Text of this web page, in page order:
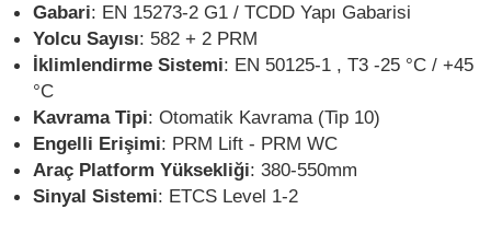
Gabari: EN 15273-2 G1 / TCDD Yapı Gabarisi
Yolcu Sayısı: 582 + 2 PRM
İklimlendirme Sistemi: EN 50125-1 , T3 -25 °C / +45
°C
Kavrama Tipi: Otomatik Kavrama (Tip 10)
Engelli Erişimi: PRM Lift - PRM WC
Araç Platform Yüksekliği: 380-550mm
Sinyal Sistemi: ETCS Level 1-2